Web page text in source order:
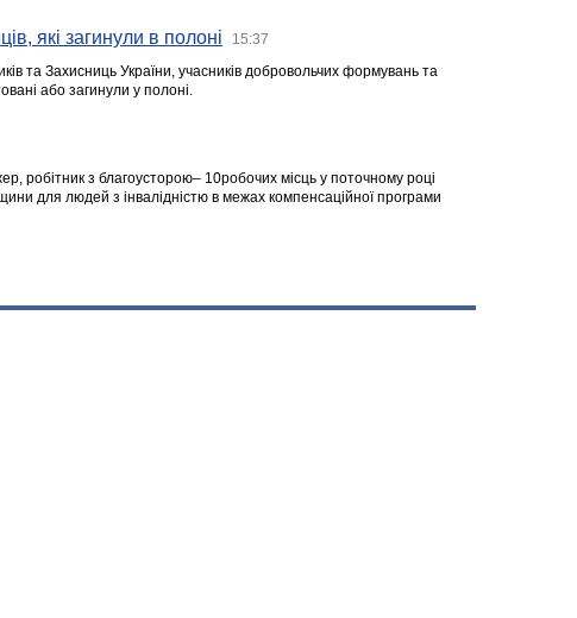
які загинули в полоні 15:37
та Захисниць України, учасників добровольчих формувань та
або загинули у полоні.
робітник з благоусторою– 10робочих місць у поточному році
для людей з інвалідністю в межах компенсаційної програми